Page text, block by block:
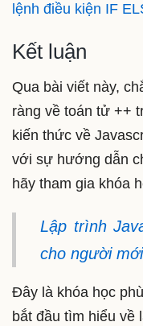
lệnh điều kiện IF
Kết luận
Qua bài viết này,
ràng về toán tử ++
kiến thức về
với sự hướng dẫn
hãy tham gia khóa
Lập trình
cho người
Đây là khóa học
bắt đầu tìm hiểu về